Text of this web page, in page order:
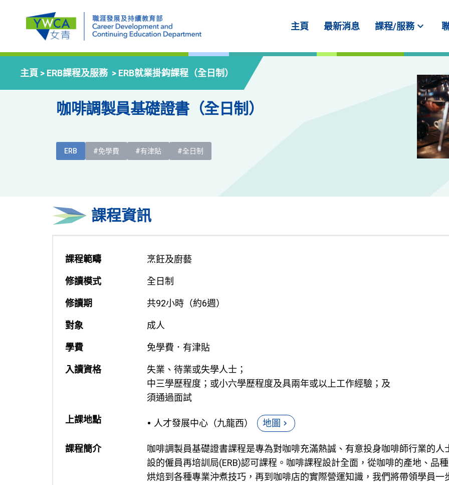
主頁 最新消息 課程/服務expand_more
主頁 > ERB課程及服務 > ERB就業掛鈎課程（全日制）
咖啡調製員基礎證書（全日制）
ERB #免學費 #有津貼 #全日制
課程資訊
課程範疇 烹飪及廚藝
修讀模式 全日制
修讀期 共92小時（約6週）
對象 成人
學費 免學費．有津貼
入讀資格
失業、待業或失學人士；
中三學歷程度；或小六學歷程度及具兩年或以上工作經驗；及
須通過面試
上課地點 人才發展中心（九龍西） 地圖 chevron_right
課程簡介
咖啡調製員基礎證書課程是專為對咖啡充滿熱誠、有意投身咖啡師行業的人
設的僱員再培訓局(ERB)認可課程。咖啡課程設計全面，從咖啡的產地、品種
烘焙到各種專業沖煮技巧，再到咖啡店的實際營運知識，我們將帶領學員一